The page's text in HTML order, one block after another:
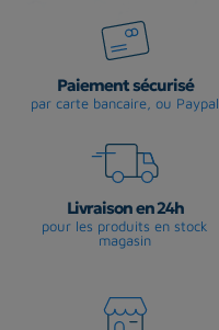
Paiement sécurisé
par carte bancaire, ou Paypal
Livraison en 24h
pour les produits en stock
magasin